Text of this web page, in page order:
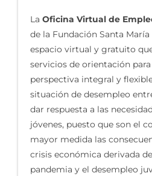
La Oficina Virtual de
de la Fundación Santa María
espacio virtual y gratuito
servicios de orientación
perspectiva integral y
situación de desempleo
dar respuesta a las
jóvenes, puesto que son el
mayor medida las
crisis económica derivada
pandemia y el desempleo